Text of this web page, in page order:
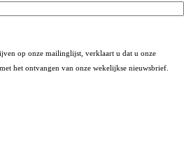
op onze mailinglijst, verklaart u dat u onze
het ontvangen van onze wekelijkse nieuwsbrief.